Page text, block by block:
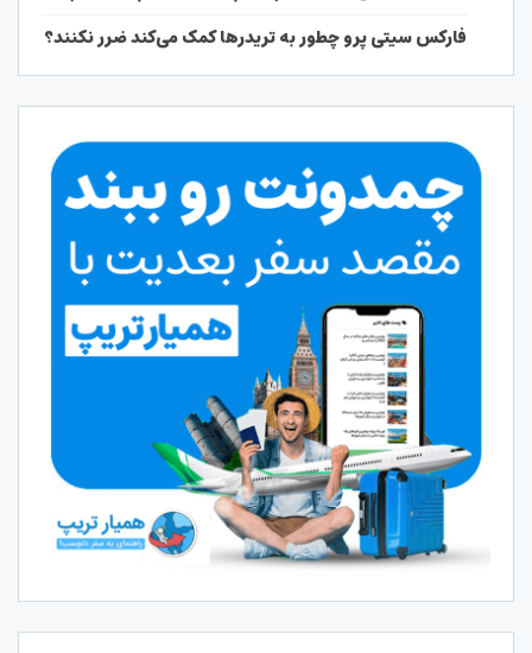
فارکس سیتی پرو چطور به تریدرها کمک می‌کند ضرر نکنند؟